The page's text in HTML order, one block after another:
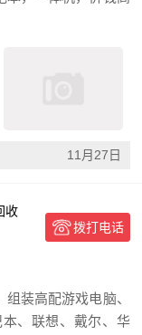
11月27日
收
拨打电话
装高配游戏电脑、
、联想、戴尔、华